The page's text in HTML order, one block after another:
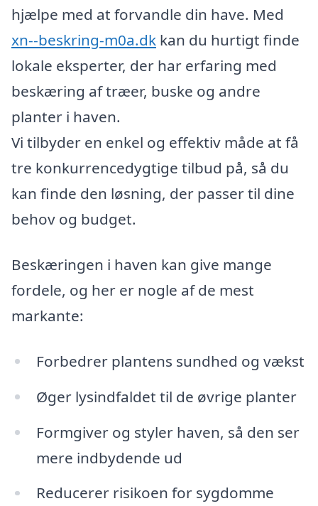
hjælpe med at forvandle din have. Med
xn--beskring-m0a.dk kan du hurtigt finde
lokale eksperter, der har erfaring med
beskæring af træer, buske og andre
planter i haven.
Vi tilbyder en enkel og effektiv måde at få
tre konkurrencedygtige tilbud på, så du
kan finde den løsning, der passer til dine
behov og budget.
Beskæringen i haven kan give mange
fordele, og her er nogle af de mest
markante:
Forbedrer plantens sundhed og vækst
Øger lysindfaldet til de øvrige planter
Formgiver og styler haven, så den ser
mere indbydende ud
Reducerer risikoen for sygdomme